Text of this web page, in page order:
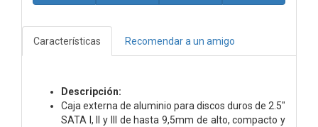
Características Recomendar a un amigo
Descripción:
Caja externa de aluminio para discos duros de 2.5"
SATA I, II y III de hasta 9,5mm de alto, compacto y